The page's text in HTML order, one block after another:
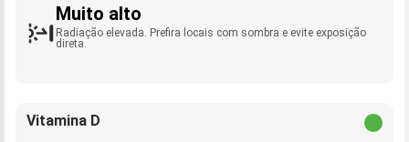
Muito alto
Radiação elevada. Prefira locais com sombra e evite exposição
direta.
Vitamina D